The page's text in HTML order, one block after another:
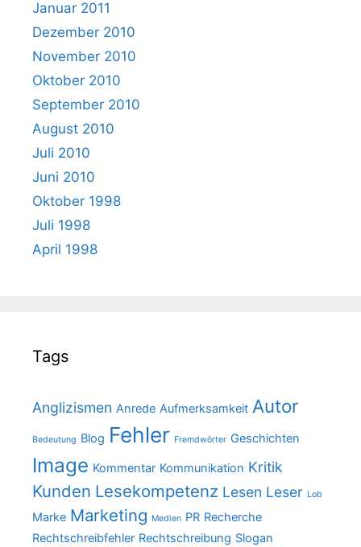
Januar 2011
Dezember 2010
November 2010
Oktober 2010
September 2010
August 2010
Juli 2010
Juni 2010
Oktober 1998
Juli 1998
April 1998
Tags
Anglizismen Anrede Aufmerksamkeit Autor
Bedeutung Blog Fehler Fremdwörter Geschichten
Image Kommentar Kommunikation Kritik
Kunden Lesekompetenz Lesen Leser Lob
Marke Marketing Medien PR Recherche
Rechtschreibfehler Rechtschreibung Slogan